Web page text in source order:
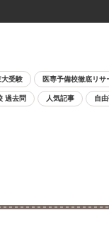
大受験 医専予備校徹底リサ
過去問 人気記事 自